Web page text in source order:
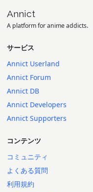
Annict
A platform for anime addicts.
サービス
Annict Userland
Annict Forum
Annict DB
Annict Developers
Annict Supporters
コンテンツ
コミュニティ
よくある質問
利用規約